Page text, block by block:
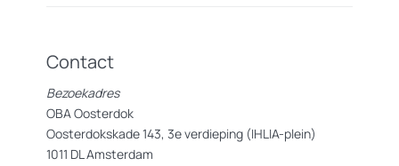
Contact
Bezoekadres
OBA Oosterdok
Oosterdokskade 143, 3e verdieping (IHLIA-plein)
1011 DL Amsterdam